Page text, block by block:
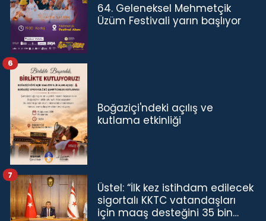
64. Geleneksel Mehmetçik
Üzüm Festivali yarın başlıyor
Boğaziçi'ndeki açılış ve
kutlama etkinliği
6
Üstel: “İlk kez istihdam edilecek
sigortalı KKTC vatandaşları
için maaş desteğini 35 bin
7